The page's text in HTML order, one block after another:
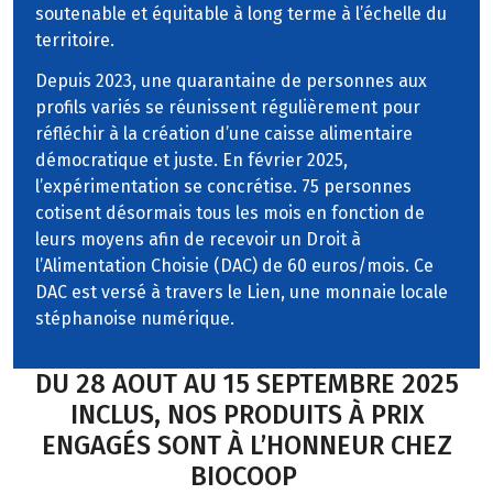
soutenable et équitable à long terme à l’échelle du
territoire.
Depuis 2023, une quarantaine de personnes aux
profils variés se réunissent régulièrement pour
réfléchir à la création d’une caisse alimentaire
démocratique et juste. En février 2025,
l’expérimentation se concrétise. 75 personnes
cotisent désormais tous les mois en fonction de
leurs moyens afin de recevoir un Droit à
l’Alimentation Choisie (DAC) de 60 euros/mois. Ce
DAC est versé à travers le Lien, une monnaie locale
stéphanoise numérique.
DU 28 AOUT AU 15 SEPTEMBRE 2025
INCLUS, NOS PRODUITS À PRIX
ENGAGÉS SONT À L’HONNEUR CHEZ
BIOCOOP